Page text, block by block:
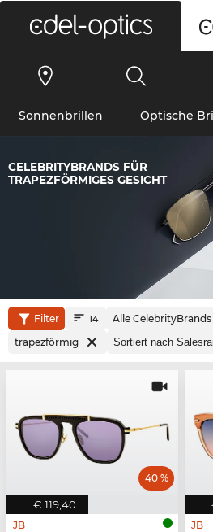
Sonnenbrillen Optische
CELEBRITYBRANDS FÜR
TRAPEZFÖRMIGES GESICHT
Filter 14
Alle
trapezförmig
€ 119,40
40 %
JB
JB